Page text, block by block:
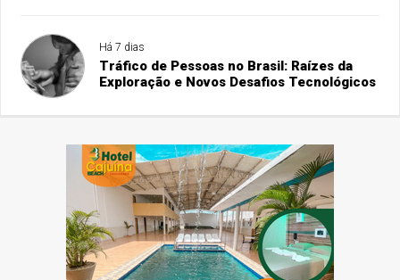
Há 7 dias
Tráfico de Pessoas no Brasil: Raízes da
Exploração e Novos Desafios Tecnológicos